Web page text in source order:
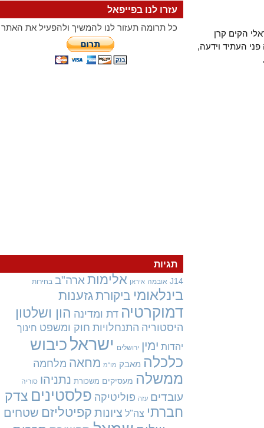
קרן
שהוקמה ב2013, צופה פני העתיד וידעה,
עזרו לנו בפייפאל
כל תרומה תעזור לנו להמשיך ולהפעיל את האתר
תגיות
J14 אובמה איראן אלימות ארה"ב בחירות
בינלאומיביקורתגזענות
דמוקרטיה דת ומדינההון ושלטון
היסטוריה התנחלויות חוק ומשפט חינוך
יהדות ימין ירושלים ישראלכיבוש
כלכלה מאבק מו"מ מחאהמלחמה
ממשלה מעסיקים משכורת נתניהו סוריה
עובדים עזה פוליטיקה פלסטיניםצדק
חברתי צה"ל ציונותקפיטליזםשטחים